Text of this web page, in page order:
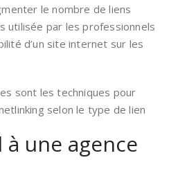
le nombre de liens
par les professionnels
d’un site internet sur les
sont les techniques pour
selon le type de lien
une agence